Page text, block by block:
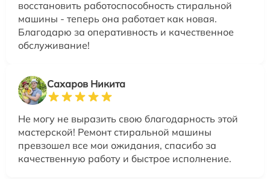
восстановить работоспособность стиральной
машины - теперь она работает как новая.
Благодарю за оперативность и качественное
обслуживание!
Сахаров Никита
Не могу не выразить свою благодарность этой
мастерской! Ремонт стиральной машины
превзошел все мои ожидания, спасибо за
качественную работу и быстрое исполнение.